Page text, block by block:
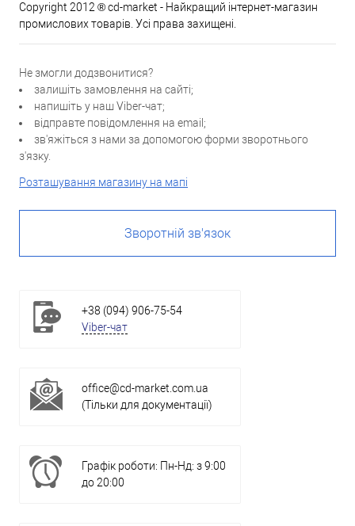
Copyright 2012 ® cd-market - Найкращий інтернет-магазин
промислових товарів. Усі права захищені.
Не змогли додзвонитися?
залишіть замовлення на сайті;
напишіть у наш Viber-чат;
відправте повідомлення на email;
зв'яжіться з нами за допомогою форми зворотнього
з'язку.
Розташування магазину на мапі
Зворотній зв'язок
+38 (094) 906-75-54
Viber-чат
office@cd-market.com.ua
(Тільки для документації)
Графік роботи: Пн-Нд: з 9:00
до 20:00